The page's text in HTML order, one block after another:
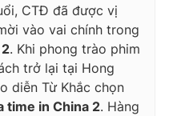
CTĐ đã được vị
vào vai chính trong
. Khi phong trào phim
trở lại tại Hong
diễn Từ Khắc chọn
time in China 2. Hàng